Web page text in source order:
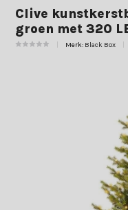
Clive
groen met 320
Merk: Black Box